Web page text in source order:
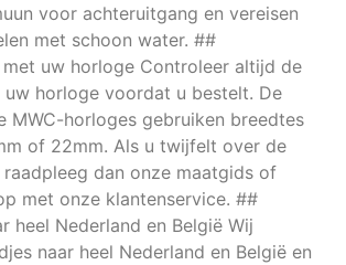
voor achteruitgang en vereisen
met schoon water. ##
uw horloge Controleer altijd de
uw horloge voordat u bestelt. De
MWC-horloges gebruiken breedtes
of 22mm. Als u twijfelt over de
dan onze maatgids of
met onze klantenservice. ##
heel Nederland en België Wij
naar heel Nederland en België en